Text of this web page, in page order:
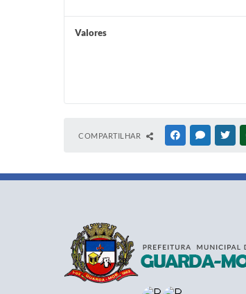
Valores
COMPARTILHAR FACEBOOK